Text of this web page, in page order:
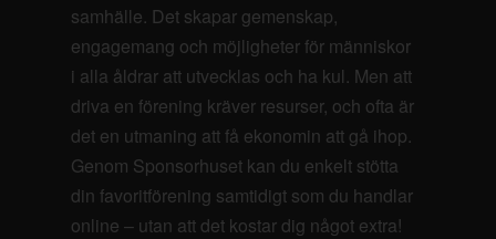
samhälle. Det skapar gemenskap,
engagemang och möjligheter för människor
i alla åldrar att utvecklas och ha kul. Men att
driva en förening kräver resurser, och ofta är
det en utmaning att få ekonomin att gå ihop.
Genom Sponsorhuset kan du enkelt stötta
din favoritförening samtidigt som du handlar
online – utan att det kostar dig något extra!